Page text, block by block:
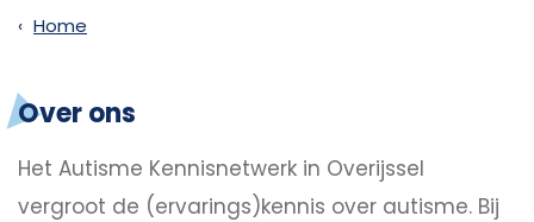
Home
Over ons
Het Autisme Kennisnetwerk in Overijssel
vergroot de (ervarings)kennis over autisme. Bij